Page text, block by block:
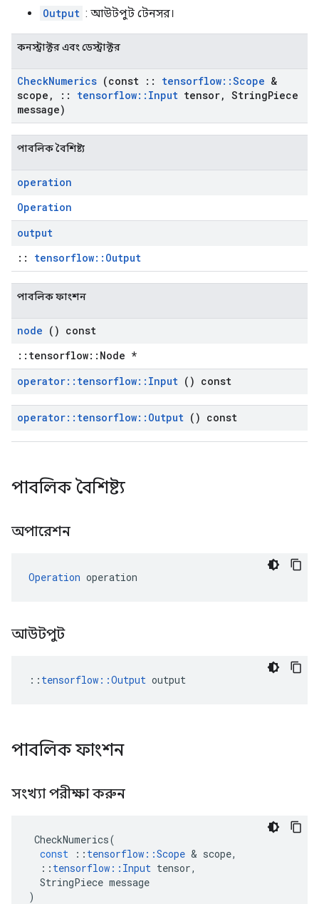
Output : আউটপুট টেনসর।
কনস্ট্রাক্টর এবং ডেস্ট্রাক্টর
CheckNumerics (const :: tensorflow::Scope &
scope , :: tensorflow:: Input tensor, StringPiece
message)
পাবলিক বৈশিষ্ট্য
operation
Operation
output
:: tensorflow::Output
পাবলিক ফাংশন
node () const
::tensorflow::Node *
operator:: tensorflow:: Input () const
operator:: tensorflow:: Output () const
পাবলিক বৈশিষ্ট্য
অপারেশন
Operation operation
আউটপুট
:: tensorflow::Output output
পাবলিক ফাংশন
সংখ্যা পরীক্ষা করুন
CheckNumerics(
const
:: tensorflow ::Scope & scope,
:: tensorflow :: Input tensor,
StringPiece message
)